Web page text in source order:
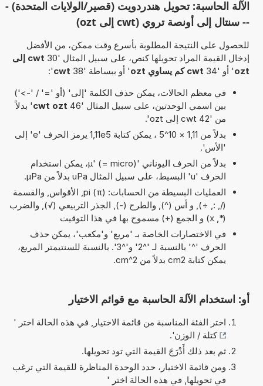
الآلة الحاسبة: تحويل هندردويت (قصير/الولايات المتحدة) -
-- سنتال إلى أونصة تروي (cwt إلى ozt)
للحصول على النتيجة المطلوبة بأسرع وقت ممكن، من الأفضل
إدخال القيمة المراد تحويلها كنص، على سبيل المثال '30
cwt إلى
ozt' أو '34 cwt كم يساوي ozt ' أو ببساطة '38 cwt
':
في معظم الحالات، يمكن حذف الكلمة 'إلى' (أو '=' / '->')
بين اسمي الوحدتين، على سبيل المثال '46
cwt ozt' بدلاً
من '42 cwt إلى ozt'.
بدلاً من 1,11 × 10^5 ، يمكن كتابة 1,11e5 يرمز الحرف 'e' إلى
'الأس'.
بدلاً من الحرف اليوناني 'µ' (= micro)، يمكن استخدام
الحرف 'u' البسيط، على سبيل المثال uPa بدلاً من µPa.
العمليات البسيطة من الحسابات: pi (π), الأقواس, والقسمة
(/, :, ÷), و أس (^), والطرح (-), الجذر التربيعي (√), والضرب
(*, x) و الجمع (+) مسموح بها في هذا التوقيت
في الاختصارات الخاصة بـ 'مربع' و'مكعب'، يمكن حذف
الحرف '^' بالنسبة لـ '^2' و'^3'. بالنسبة للسنتيمتر المربع،
يمكن كتابة cm2 بدلاً من cm^2.
أو: استخدام الآلة الحاسبة مع قوائم الاختيار
اختر الفئة المناسبة من قائمة الاختيار, في هذه الحالة اختر '
كتلة / الوزن'.
ثم بعد ذلك أَدْرَجَ القيمة التي تود تحويلها.
ومن قائمة الاختيار، حدد الوحدة المناظرة للقيمة التي ترغب
في تحويلها, في هذه الحالة اختر '